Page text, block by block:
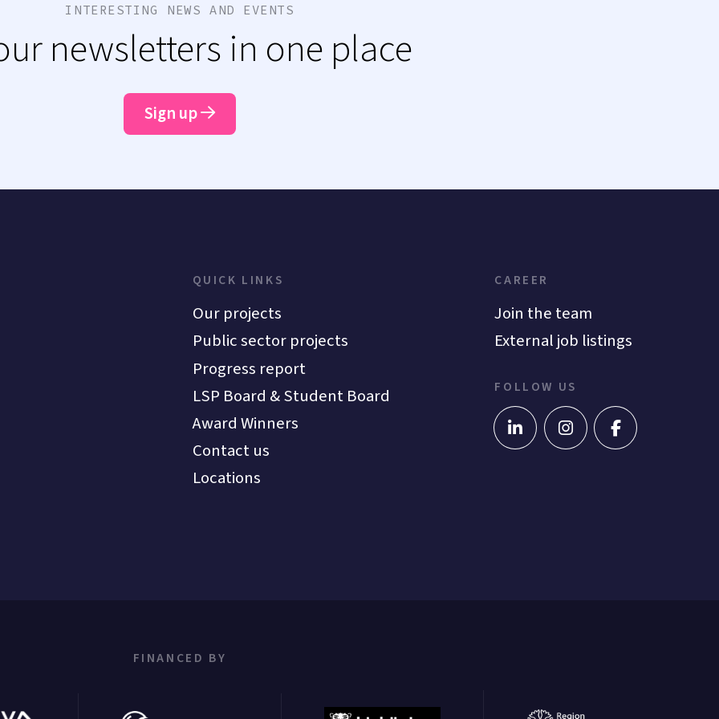
INTERESTING NEWS AND EVENTS
newsletters in one place
Sign up
QUICK LINKS
Our projects
Public sector projects
Progress report
LSP Board & Student Board
Award Winners
Contact us
Locations
CAREER
Join the team
External job listings
FOLLOW US
FINANCED BY